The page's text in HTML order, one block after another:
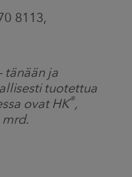
8113,
tänään ja
tuotettua
ovat HK®,
mrd.